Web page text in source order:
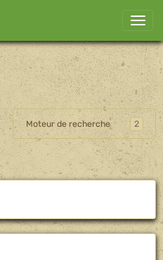
Moteur de recherche 2